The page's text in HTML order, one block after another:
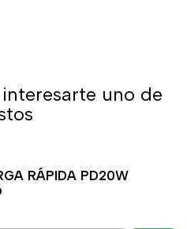
uno de
RÁPIDA PD20W